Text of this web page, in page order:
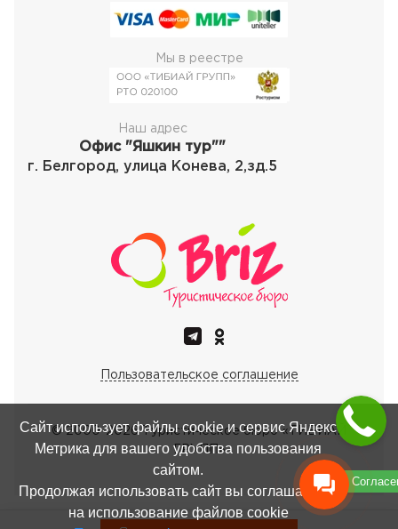
Мы в реестре
Наш адрес
Офис "Яшкин тур""
г. Белгород, улица Конева, 2,зд.5
Пользовательское соглашение
© 2000-2026Туристическое бюро «ТИБИАЙ
ГРУПП»
Сайт использует файлы cookie и сервис Яндекс
Метрика для вашего удобства пользования
сайтом.
Продолжая использовать сайт вы соглашаетесь
на использование файлов cookie